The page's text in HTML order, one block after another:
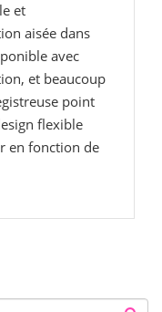
et
aisée dans
avec
et beaucoup
point
flexible
en fonction de